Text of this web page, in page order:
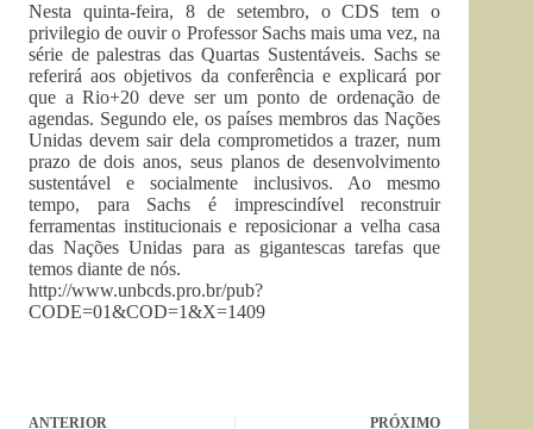
Nesta quinta-feira, 8 de setembro, o CDS tem o
privilegio de ouvir o Professor Sachs mais uma vez, na
série de palestras das Quartas Sustentáveis. Sachs se
referirá aos objetivos da conferência e explicará por
que a Rio+20 deve ser um ponto de ordenação de
agendas. Segundo ele, os países membros das Nações
Unidas devem sair dela comprometidos a trazer, num
prazo de dois anos, seus planos de desenvolvimento
sustentável e socialmente inclusivos. Ao mesmo
tempo, para Sachs é imprescindível reconstruir
ferramentas institucionais e reposicionar a velha casa
das Nações Unidas para as gigantescas tarefas que
temos diante de nós.
http://www.unbcds.pro.br/pub?
CODE=01&COD=1&X=1409
ANTERIOR PRÓXIMO